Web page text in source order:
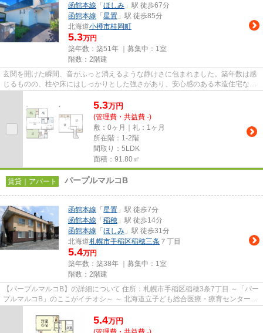
函館本線 「 ほしみ 」駅 徒歩67分
函館本線 「 星置 」駅 徒歩85分
北海道小樽市桂岡町
5.3万円
築年数：築51年 ｜募集中： 1室
階数：2階建
玄関を開けた瞬間、音がふっと消えるような静けさに包まれました。築年数は感
じるものの、柱や床にはしっかりとした強さがあり、安心感のある木造住宅なら
5.3万円
(管理費・共益費 -)
敷：0ヶ月｜礼：1ヶ月
所在階：1-2階
間取り：5LDK
面積：91.80㎡
賃貸｜アパート パープルマルコB
函館本線 「 星置 」駅 徒歩7分
函館本線 「 稲穂 」駅 徒歩14分
函館本線 「 ほしみ 」駅 徒歩31分
北海道札幌市手稲区稲穂三条 ７丁目
5.4万円
築年数：築38年 ｜募集中： 1室
階数：2階建
【パープルマルコB】の詳細について 住所：札幌市手稲区稲穂3条7丁目 ～「パー
プルマルコB」のここがイチオシ～ ～ 北海道立子ども総合医療・療育センターま
5.4万円